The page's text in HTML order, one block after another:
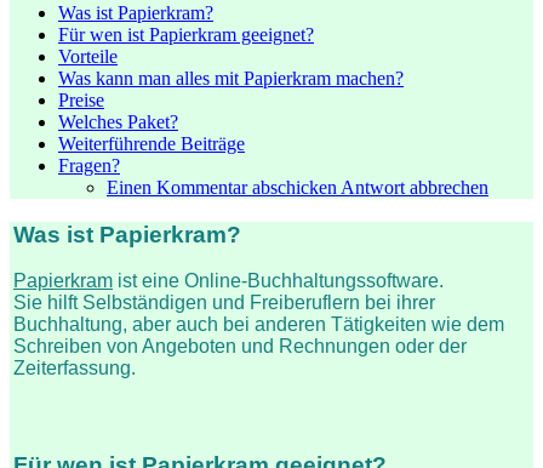
Was ist Papierkram?
Für wen ist Papierkram geeignet?
Vorteile
Was kann man alles mit Papierkram machen?
Preise
Welches Paket?
Weiterführende Beiträge
Fragen?
Einen Kommentar abschicken Antwort abbrechen
Was ist Papierkram?
Papierkram ist eine Online-Buchhaltungssoftware.
Sie hilft Selbständigen und Freiberuflern bei ihrer
Buchhaltung, aber auch bei anderen Tätigkeiten wie dem
Schreiben von Angeboten und Rechnungen oder der
Zeiterfassung.